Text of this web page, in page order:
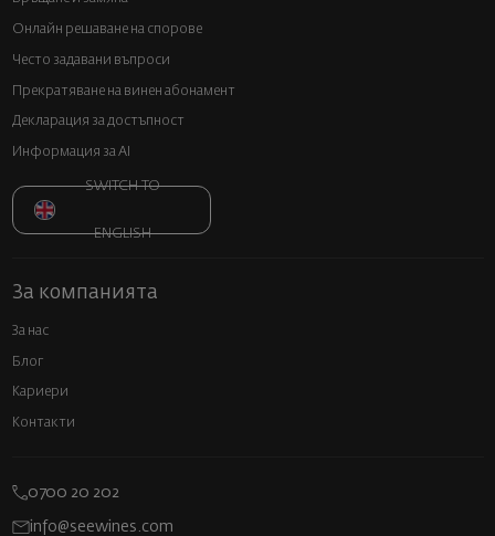
Онлайн решаване на спорове
Често задавани въпроси
Прекратяване на винен абонамент
Декларация за достъпност
Информация за AI
SWITCH TO
ENGLISH
За компанията
За нас
Блог
Кариери
Контакти
0700 20 202
info@seewines.com